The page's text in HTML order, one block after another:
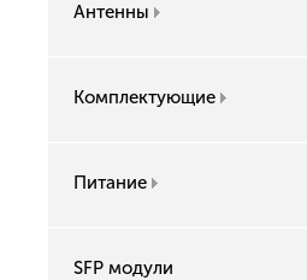
Антенны
Комплектующие
Питание
SFP модули